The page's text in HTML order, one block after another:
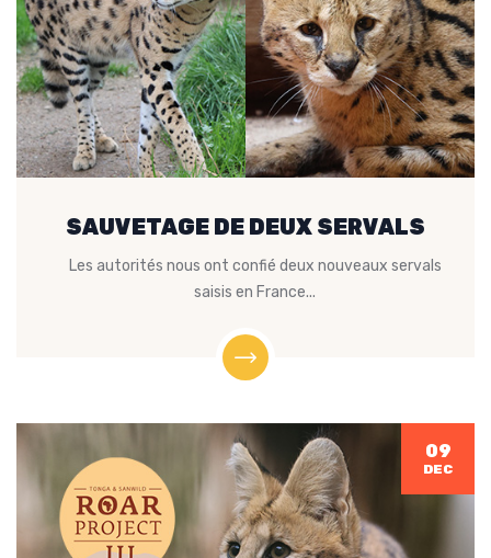
SAUVETAGE DE DEUX SERVALS
Les autorités nous ont confié deux nouveaux servals
saisis en France...
09
DEC